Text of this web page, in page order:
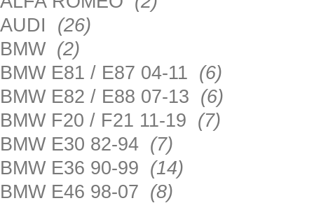
AUDI (26)
BMW (2)
BMW E81 / E87 04-11 (6)
BMW E82 / E88 07-13 (6)
BMW F20 / F21 11-19 (7)
BMW E30 82-94 (7)
BMW E36 90-99 (14)
BMW E46 98-07 (8)